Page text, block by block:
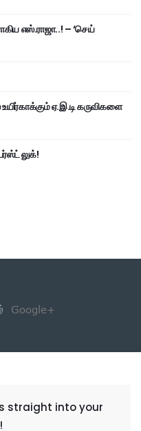
எஸ்.ராஜா..! – ‘செய்
ஏ.இ.டி கருவிகளை
லுக்!
Google+
straight into your